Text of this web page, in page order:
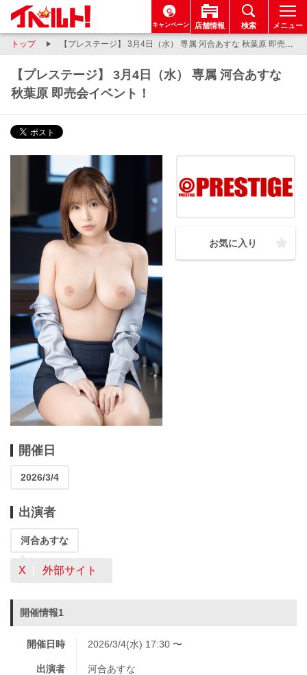
キャンペーン 店舗情報 検索 メニュー
トップ 【プレステージ】 3月4日（水） 専属 河合あすな 秋葉原 即売会イベント！
【プレステージ】 3月4日（水） 専属 河合あすな
秋葉原 即売会イベント！
お気に入り
開催日
2026/3/4
出演者
河合あすな
X 外部サイト
開催情報1
開催日時 2026/3/4(水) 17:30 〜
出演者 河合あすな